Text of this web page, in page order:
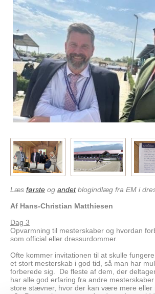
Læs første og andetblogindlæg fra EM i
Af Hans-Christian Matthiesen
Dag 3
Opvarmning til mesterskaber og hvordan
som official eller dressurdommer.
Ofte kommer invitationen til at skulle
et stort mesterskab i god tid, så man har
forberede sig. De fleste af dem, der
har alle god erfaring fra andre
store stævner, hvor der kan være mere eller